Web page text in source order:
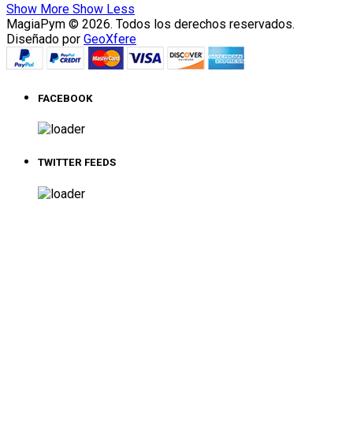
Show More Show Less
MagiaPym © 2026. Todos los derechos reservados.
Diseñado por GeoXfere
FACEBOOK
TWITTER FEEDS